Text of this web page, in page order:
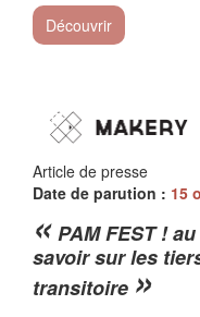
Découvrir
Article de presse
Date de parution : 15
«PAM FEST !
savoir sur les
transitoire»